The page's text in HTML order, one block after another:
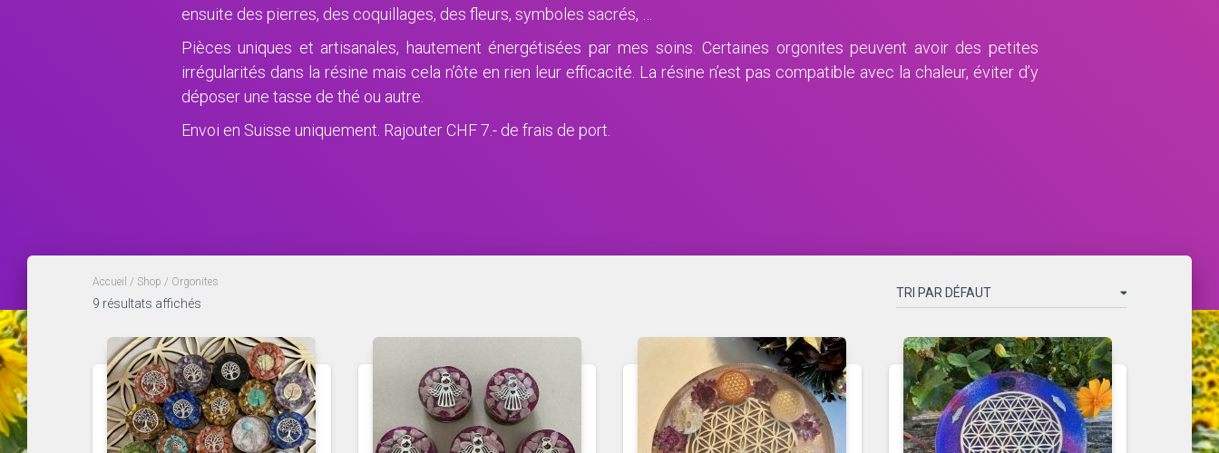
ensuite des pierres, des coquillages, des fleurs, symboles sacrés, …
Pièces uniques et artisanales, hautement énergétisées par mes soins. Certaines orgonites peuvent avoir des petites
irrégularités dans la résine mais cela n’ôte en rien leur efficacité. La résine n’est pas compatible avec la chaleur, éviter d’y
déposer une tasse de thé ou autre.
Envoi en Suisse uniquement. Rajouter CHF 7.- de frais de port.
Accueil / Shop / Orgonites
9 résultats affichés